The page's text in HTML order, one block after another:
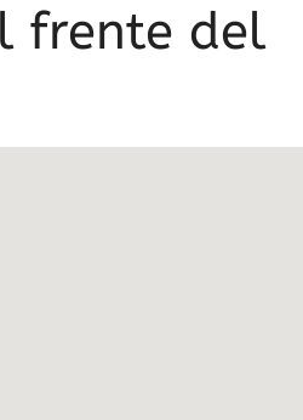
frente del